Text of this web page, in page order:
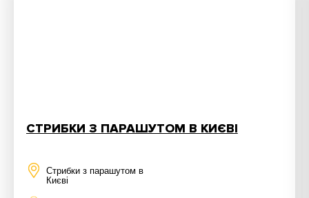
СТРИБКИ З ПАРАШУТОМ В КИЄВІ
Стрибки з парашутом в
Києві